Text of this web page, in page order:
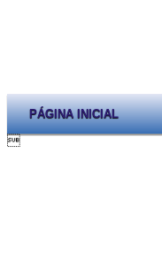
PÁGINA INICIAL
